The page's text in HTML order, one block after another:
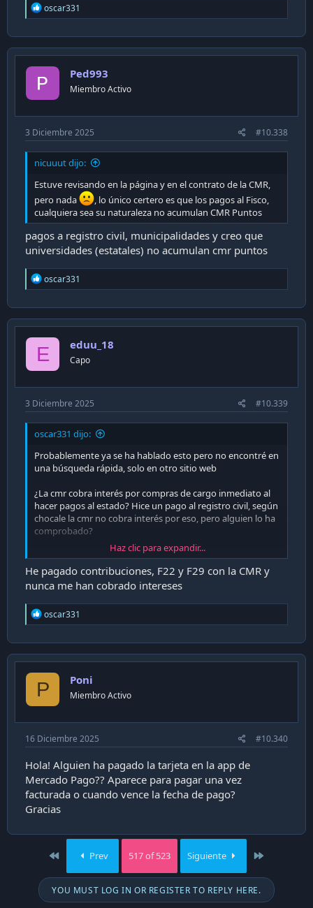
R
e
c
t
o
n
oscar331
Ped993
Miembro Activo
3 Diciembre 2025 #10.338
nicuuut dijo:
Estuve revisando en la página y en el contrato de la CMR,
pero nada
, lo único certero es que los pagos al Fisco,
cualquiera sea su naturaleza no acumulan CMR Puntos
pagos a registro civil, municipalidades y creo que
universidades (estatales) no acumulan cmr puntos
R
e
c
t
o
n
oscar331
E eduu_18
Capo
3 Diciembre 2025 #10.339
oscar331 dijo:
Probablemente ya se ha hablado esto pero no encontré en
una búsqueda rápida, solo en otro sitio web
¿La cmr cobra interés por compras de cargo inmediato al
hacer pagos al estado? Hice un pago al registro civil, según
chocale la cmr no cobra interés por eso, pero alguien lo ha
comprobado?
En otro PDF del banco dice que si a pagos a sii o tesorería,
pero no habla del registro civil
Haz clic para expandir...
He pagado contribuciones, F22 y F29 con la CMR y
nunca me han cobrado intereses
R
e
c
t
o
n
oscar331
P Poni
Miembro Activo
16 Diciembre 2025 #10.340
Hola! Alguien ha pagado la tarjeta en la app de
Mercado Pago?? Aparece para pagar una vez
facturada o cuando vence la fecha de pago?
Gracias
First Prev 517 of 523 Siguiente
YOU MUST LOG IN OR REGISTER TO REPLY HERE.